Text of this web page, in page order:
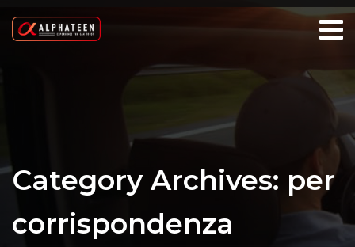
Category Archives: per
corrispondenza